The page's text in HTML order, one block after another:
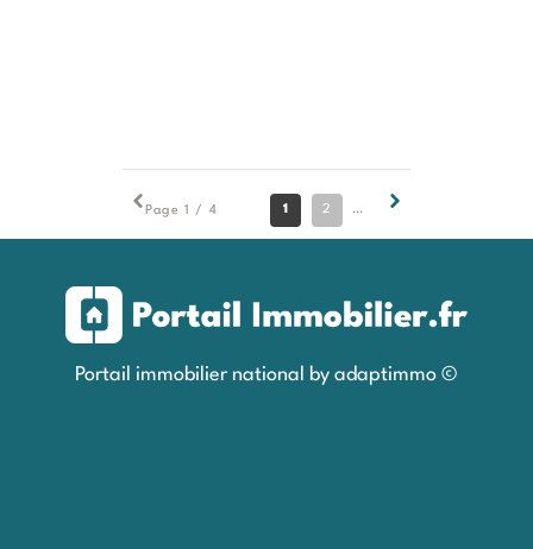
Page 1 / 4 1 2
Portail immobilier national by adaptimmo ©